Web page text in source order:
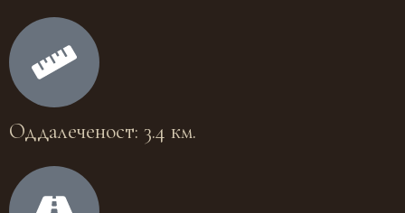
Оддалеченост: 3.4 км.